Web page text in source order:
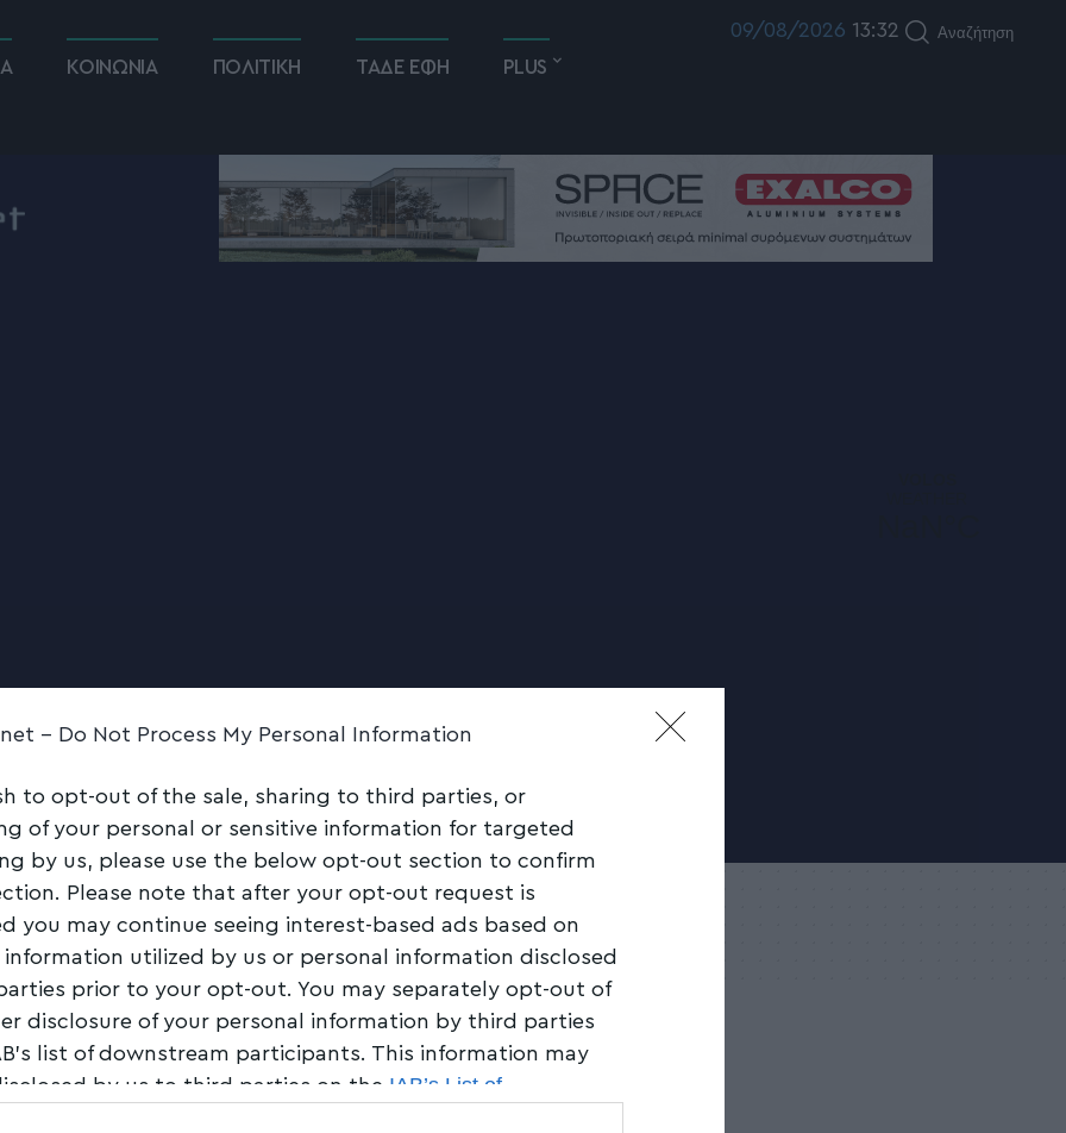
- Do Not Process My Personal Information
to opt-out of the sale, sharing to third parties, or
of your personal or sensitive information for targeted
by us, please use the below opt-out section to confirm
Please note that after your opt-out request is
you may continue seeing interest-based ads based on
information utilized by us or personal information disclosed
prior to your opt-out. You may separately opt-out of
disclosure of your personal information by third parties
list of downstream participants. This information may
by us to third parties on the IAB’s List of
ΚΟΙΝΩΝΙΑ ΠΟΛΙΤΙΚΗ ΤΑΔΕ ΕΦΗ PLUS
09/08/2026 13:32 Αναζήτηση